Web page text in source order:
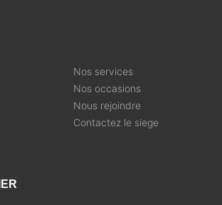
Nos services
Nos occasions
Nous rejoindre
Contactez le siege